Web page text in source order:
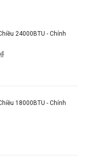
Fin
24000BTU - Chính
18000BTU - Chính